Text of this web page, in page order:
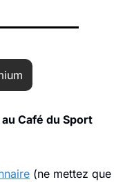
Café du Sport
(ne mettez que